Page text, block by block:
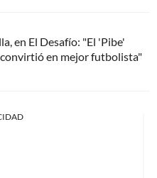
en El Desafío: "El 'Pibe'
en mejor futbolista"